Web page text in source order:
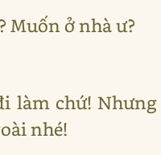
Muốn ở nhà ư?
làm chứ!
nhé!